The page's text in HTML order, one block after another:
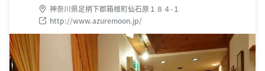
神奈川県足柄下郡箱根町仙石原１８４-１
http://www.azuremoon.jp/